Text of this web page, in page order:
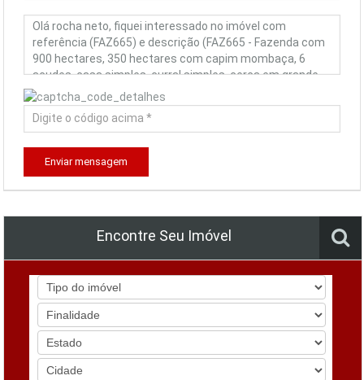
Enviar mensagem
Encontre Seu Imóvel